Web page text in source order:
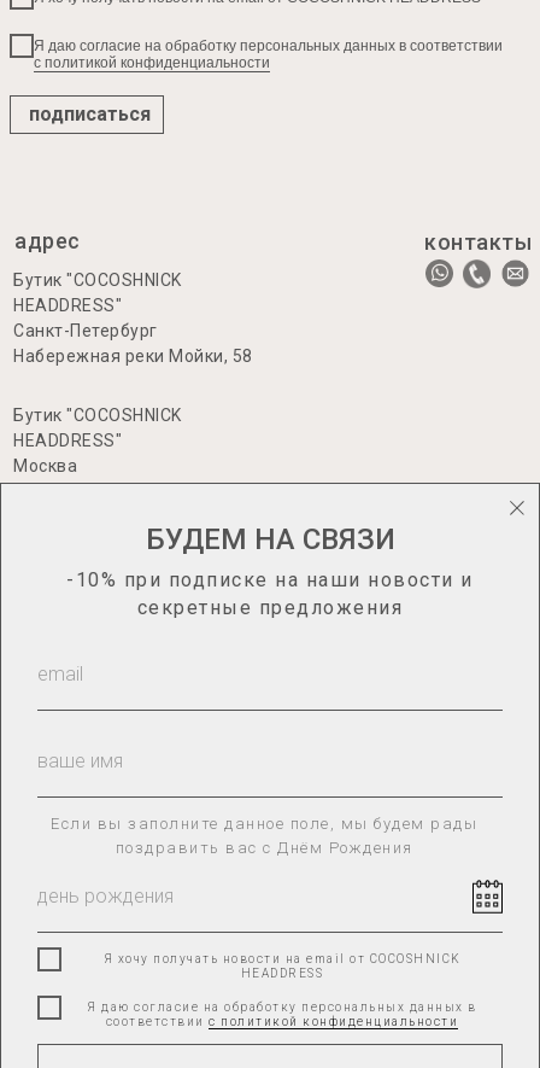
адрес контакты
информация
Бутик "COCOSHNICK
HEADDRESS"
Санкт-Петербург
Набережная реки Мойки, 58
Бутик "COCOSHNICK
HEADDRESS"
Москва
Я даю согласие на обработку персональных данных в соответствии
с политикой конфиденциальности
подписаться
ПОЛИТИКА КОНФИДЕНЦИАЛЬНОСТИ
Гид по размерам
Оплата «Долями»
Возврат товара
Оплата через Яндекс.Сплит
Сотрудничество
БУДЕМ НА СВЯЗИ
-10% при подписке на наши новости и
секретные предложения
Если вы заполните данное поле, мы будем рады
поздравить вас с Днём Рождения
Я хочу получать новости на email от COCOSHNICK
HEADDRESS
Я даю согласие на обработку персональных данных в
соответствиис политикой конфиденциальности